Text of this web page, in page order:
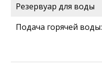
Резервуар для воды
Подача горячей воды: